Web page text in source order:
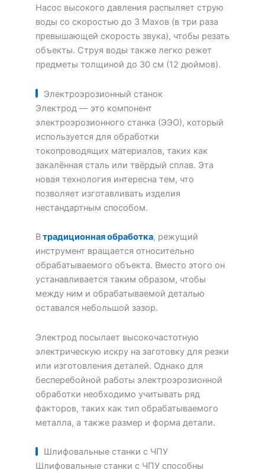
Насос высокого давления распыляет струю
воды со скоростью до 3 Махов (в три раза
превышающей скорость звука), чтобы резать
объекты. Струя воды также легко режет
предметы толщиной до 30 см (12 дюймов).
Электроэрозионный станок
Электрод — это компонент
электроэрозионного станка (ЭЭО), который
используется для обработки
токопроводящих материалов, таких как
закалённая сталь или твёрдый сплав. Эта
новая технология интересна тем, что
позволяет изготавливать изделия
нестандартным способом.
Втрадиционная обработка, режущий
инструмент вращается относительно
обрабатываемого объекта. Вместо этого он
устанавливается таким образом, чтобы
между ним и обрабатываемой деталью
оставался небольшой зазор.
Электрод посылает высокочастотную
электрическую искру на заготовку для резки
или изготовления деталей. Однако для
бесперебойной работы электроэрозионной
обработки необходимо учитывать ряд
факторов, таких как тип обрабатываемого
металла, а также размер и форма детали.
Шлифовальные станки с ЧПУ
Шлифовальные станки с ЧПУ способны